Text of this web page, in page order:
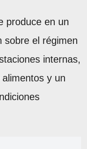
produce en un
sobre el régimen
internas,
y un